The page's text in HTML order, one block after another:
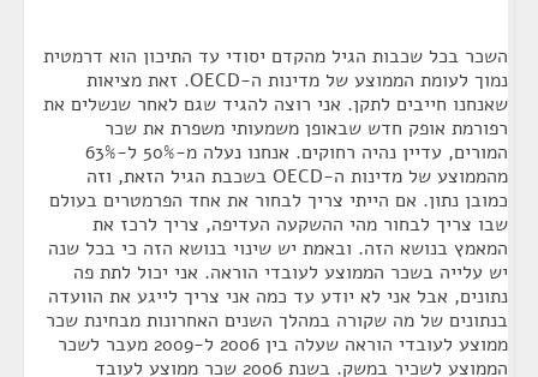
השכר בכל שכבות הגיל מהקדם יסודי עד התיכון הוא דרמטית
נמוך לעומת הממוצע של מדינות ה-OECD. זאת מציאות
שאנחנו חייבים לתקן. אני רוצה להגיד שגם לאחר שנשלים את
רפורמת אופק חדש שבאופן משמעותי משפרת את שכר
המורים, עדיין נהיה רחוקים. אנחנו נעלה מ-50% ל-63%
מהממוצע של מדינות ה-OECD בשכבת הגיל הזאת, וזה
כמובן נתון. אם הייתי צריך לבחור את אחד הפרמטרים בעולם
שבו צריך לבחור מהי ההשקעה העדיפה, צריך לרכז את
המאמץ בנושא הזה. ובאמת יש שינוי בנושא הזה כי בכל שנה
יש עלייה בשכר הממוצע לעובדי הוראה. אני יכול לתת פה
נתונים, אבל אני לא יודע עד כמה אני צריך לייגע את הוועדה
בנתונים של מה שקורה במהלך השנים האחרונות מבחינת שכר
ממוצע לעובדי הוראה שעלה בין 2006 ל-2009 מעבר לשכר
הממוצע לשכיר במשק. בשנת 2006 שכר ממוצע לעובד